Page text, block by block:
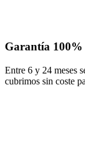
Garantía 100%
Entre 6 y 24 meses
cubrimos sin coste